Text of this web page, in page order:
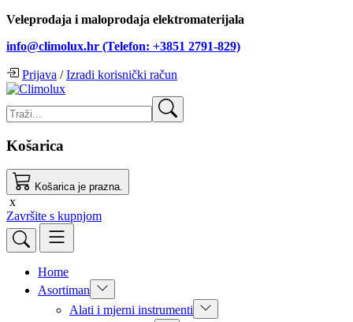
Veleprodaja i maloprodaja elektromaterijala
info@climolux.hr (Telefon: +3851 2791-829)
Prijava /Izradi korisnički račun
Košarica
Košarica je prazna.
x
Završite s kupnjom
Home
Asortiman
Alati i mjerni instrumenti